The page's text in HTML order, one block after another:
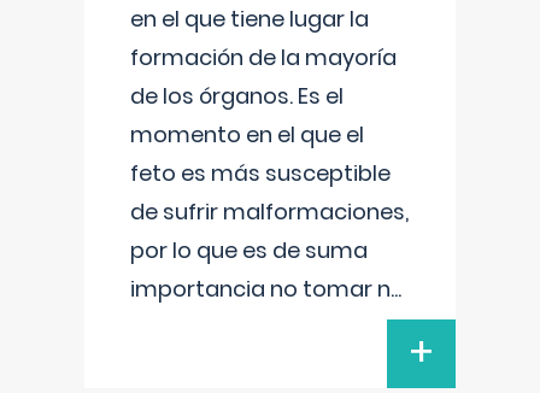
en el que tiene lugar la
formación de la mayoría
de los órganos. Es el
momento en el que el
feto es más susceptible
de sufrir malformaciones,
por lo que es de suma
importancia no tomar n...
+